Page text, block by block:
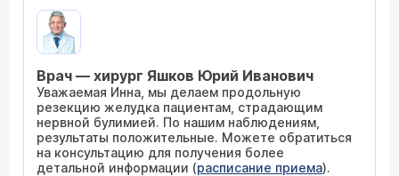
получилось на 9 месяцев. Вся семья в курсе
моей проблемы, очень тяжело, понимаю, что
уже не справляюсь. Вес колеблется от 53 до
хирургическое лечение булимии?
Врач — хирург Яшков Юрий Иванович
Уважаемая Инна, мы делаем продольную
резекцию желудка пациентам, страдающим
нервной булимией. По нашим наблюдениям,
результаты положительные. Можете обратиться
на консультацию для получения более
детальной информации (расписание приема).